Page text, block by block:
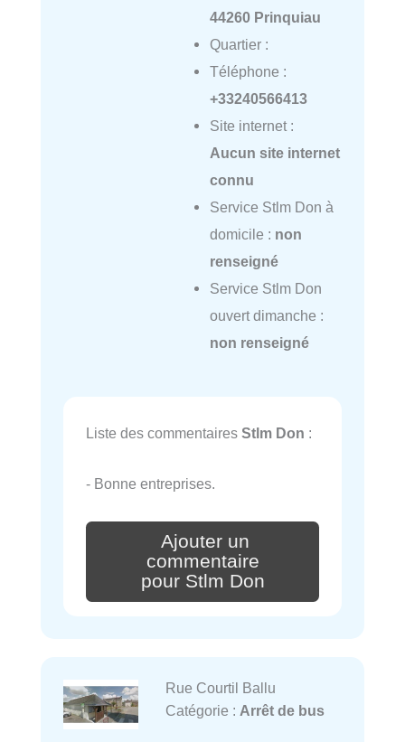
44260 Prinquiau
Quartier :
Téléphone :
+33240566413
Site internet :
Aucun site internet
connu
Service Stlm Don à
domicile : non
renseigné
Service Stlm Don
ouvert dimanche :
non renseigné
Liste des commentaires Stlm Don :
- Bonne entreprises.
Ajouter un
commentaire
pour Stlm Don
Rue Courtil Ballu
Catégorie : Arrêt de bus